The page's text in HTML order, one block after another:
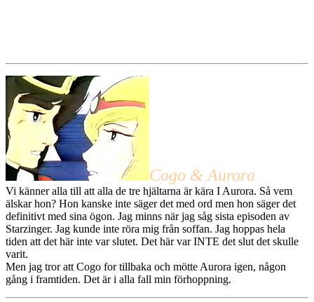
Cogo & Aurora
Vi känner alla till att alla de tre hjältarna är kära I Aurora. Så vem
älskar hon? Hon kanske inte säger det med ord men hon säger det
definitivt med sina ögon. Jag minns när jag såg sista episoden av
Starzinger. Jag kunde inte röra mig från soffan. Jag hoppas hela
tiden att det här inte var slutet. Det här var INTE det slut det skulle
varit.
Men jag tror att Cogo for tillbaka och mötte Aurora igen, någon
gång i framtiden. Det är i alla fall min förhoppning.